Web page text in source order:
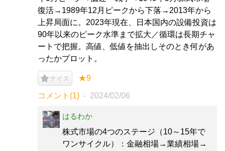
復活→1989年12月ピークから下落→2013年から
上昇局面に。2023年現在、日本国内の設備投資は
90年以来のピーク水準まで拡大／循環は長期チャ
ートで把握。高値、低値を抽出しそのとき何があ
ったかプロット。
ナイス ★9
コメント(1) 2024/02/06
はるわか
株式市場の4つのステージ（10～15年で
ワンサイクル）：金融相場→業績相場→